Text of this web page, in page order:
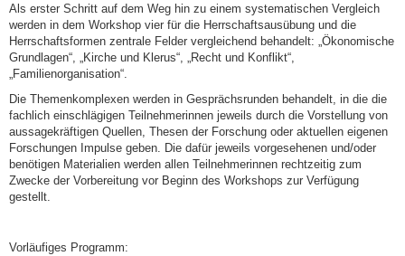
Als erster Schritt auf dem Weg hin zu einem systematischen Vergleich
werden in dem Workshop vier für die Herrschaftsausübung und die
Herrschaftsformen zentrale Felder vergleichend behandelt: „Ökonomische
Grundlagen“, „Kirche und Klerus“, „Recht und Konflikt“,
„Familienorganisation“.
Die Themenkomplexen werden in Gesprächsrunden behandelt, in die die
fachlich einschlägigen Teilnehmerinnen jeweils durch die Vorstellung von
aussagekräftigen Quellen, Thesen der Forschung oder aktuellen eigenen
Forschungen Impulse geben. Die dafür jeweils vorgesehenen und/oder
benötigen Materialien werden allen Teilnehmerinnen rechtzeitig zum
Zwecke der Vorbereitung vor Beginn des Workshops zur Verfügung
gestellt.
Vorläufiges Programm: